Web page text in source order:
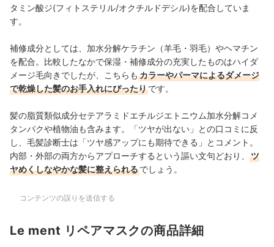
タミン酸ジ(フィトステリル/オクチルドデシル)を配合していま
す。
補修成分としては、加水分解ケラチン（羊毛・羽毛）やヘマチン
を配合。 比較したなかで保湿・補修成分の充実したものはハイダ
メージ毛向きでしたが、こちらも カラーやパーマによるダメージ
で乾燥した髪のお手入れにぴったりです。
髪の脂質類似成分セテアラミドエチルジエトニウム加水分解コメ
タンパクや植物油も含みます。「ツヤが出ない」との口コミに反
し、毛髪診断士は「ツヤ感アップにも期待できる」とコメント。
内部・外部の両方からアプローチするという謳い文句どおり、
ツ
ヤめくしなやかな髪に整えられるでしょう。
コンテンツの誤りを送信する
Le ment リペアマスクの商品詳細